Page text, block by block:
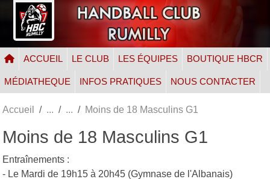
ACCUEIL LE CLUB LES ÉQUIPES BOUTIQUE HBCR
MÉDIATHEQUE INFOS PRATIQUES NOUS CONTACTER
Accueil Moins de 18 Masculins G1
Moins de 18 Masculins G1
Entraînements :
- Le Mardi de 19h15 à 20h45 (Gymnase de l'Albanais)
Panneau de gestion des cookies